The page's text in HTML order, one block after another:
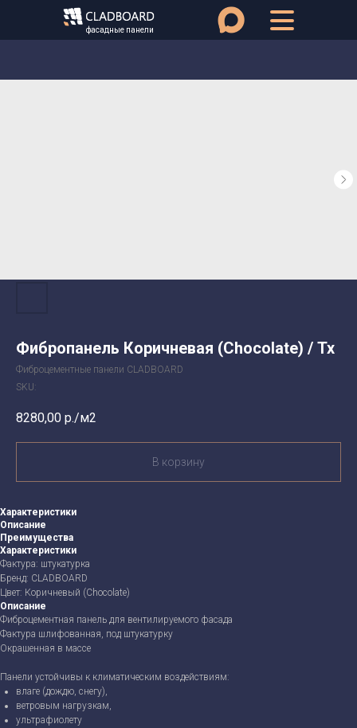
фасадные панели
Фибропанель Коричневая (Chocolate) / Tx
Фиброцементные панели CLADBOARD
SKU:
8280,00 р./м2
В корзину
Характеристики
Описание
Преимущества
Характеристики
Фактура: штукатурка
Бренд: CLADBOARD
Цвет: Коричневый (Chocolate)
Описание
Фиброцементная панель для вентилируемого фасада
Фактура шлифованная, под штукатурку
Окрашенная в массе
Панели устойчивы к климатическим воздействиям:
влаге (дождю, снегу),
ветровым нагрузкам,
ультрафиолету